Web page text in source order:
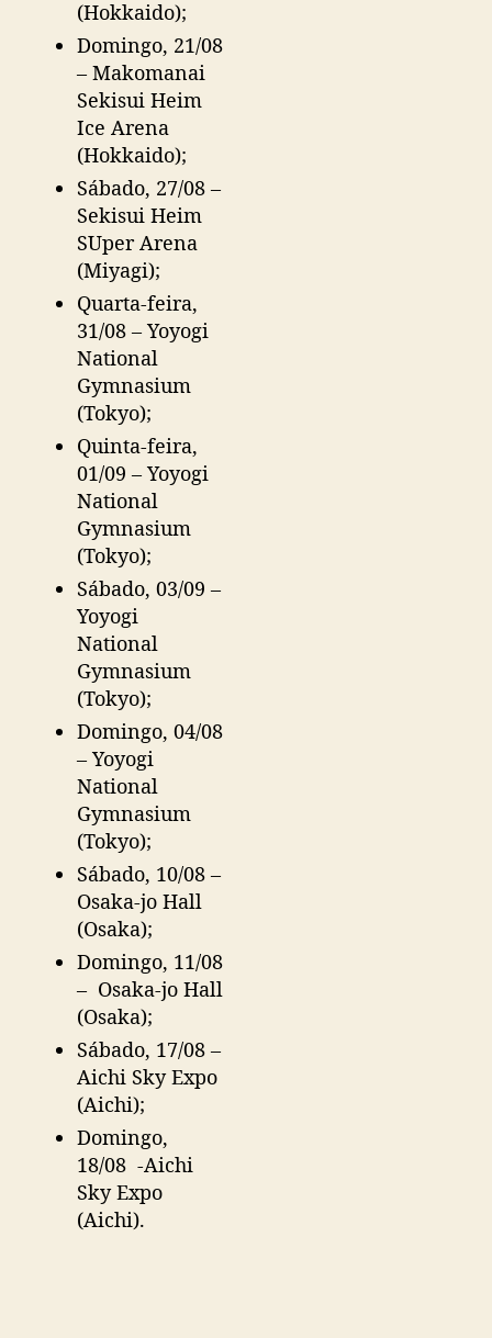
(Hokkaido);
Domingo, 21/08
– Makomanai
Sekisui Heim
Ice Arena
(Hokkaido);
Sábado, 27/08 –
Sekisui Heim
SUper Arena
(Miyagi);
Quarta-feira,
31/08 – Yoyogi
National
Gymnasium
(Tokyo);
Quinta-feira,
01/09 – Yoyogi
National
Gymnasium
(Tokyo);
Sábado, 03/09 –
Yoyogi
National
Gymnasium
(Tokyo);
Domingo, 04/08
– Yoyogi
National
Gymnasium
(Tokyo);
Sábado, 10/08 –
Osaka-jo Hall
(Osaka);
Domingo, 11/08
– Osaka-jo Hall
(Osaka);
Sábado, 17/08 –
Aichi Sky Expo
(Aichi);
Domingo,
18/08 -Aichi
Sky Expo
(Aichi).